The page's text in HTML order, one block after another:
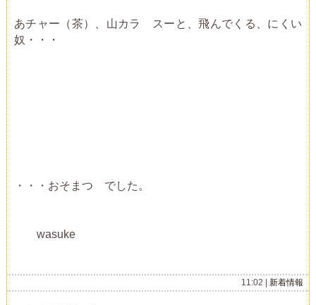
あチャー（茶）、山カラ スーと、飛んでくる、にくい
奴・・・
・・・おそまつ でした。
wasuke
11:02 |新着情報